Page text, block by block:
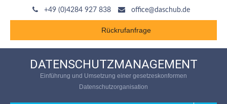
+49 (0)4284 927 838 office@daschub.de
Rückrufanfrage
DATENSCHUTZMANAGEMENT
Einführung und Umsetzung einer gesetzeskonformen
Datenschutzorganisation